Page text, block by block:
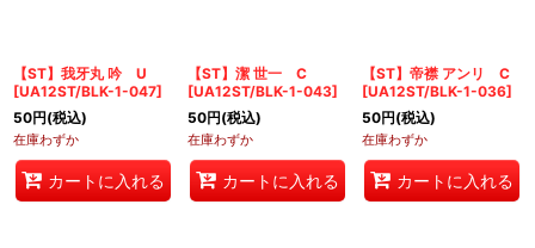
【ST】我牙丸 吟 U
[UA12ST/BLK-1-047]
50円(税込)
在庫わずか
カートに入れる
【ST】潔 世一 C
[UA12ST/BLK-1-043]
50円(税込)
在庫わずか
カートに入れる
【ST】帝襟 アンリ C
[UA12ST/BLK-1-036]
50円(税込)
在庫わずか
カートに入れる